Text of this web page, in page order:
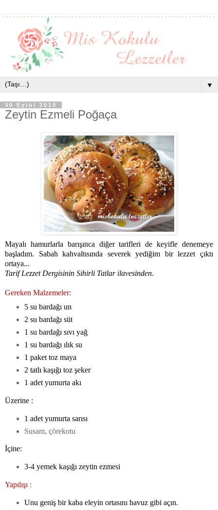
▼
30 Eylül 2010
Zeytin Ezmeli Poğaça
Mayalı hamurlarla barışınca diğer tarifleri de keyifle denemeye
başladım. Sabah kahvaltısında severek yediğim bir lezzet çıktı
ortaya...
Tarif Lezzet Dergisinin Sihirli Tatlar ilavesinden.
Gereken Malzemeler:
5 su bardağı un
2 su bardağı süt
1 su bardağı sıvı yağ
1 su bardağı ılık su
1 paket toz maya
2 tatlı kaşığı toz şeker
1 adet yumurta akı
Üzerine :
1 adet yumurta sarısı
Susam, çörekotu
İçine:
3-4 yemek kaşığı zeytin ezmesi
Yapılışı :
Unu geniş bir kaba eleyin ortasını havuz gibi açın.